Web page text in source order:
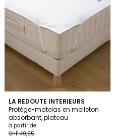
LA REDOUTE INTERIEURS
Protège-matelas en molleton
absorbant, plateau
à partir de
CHF 49,95